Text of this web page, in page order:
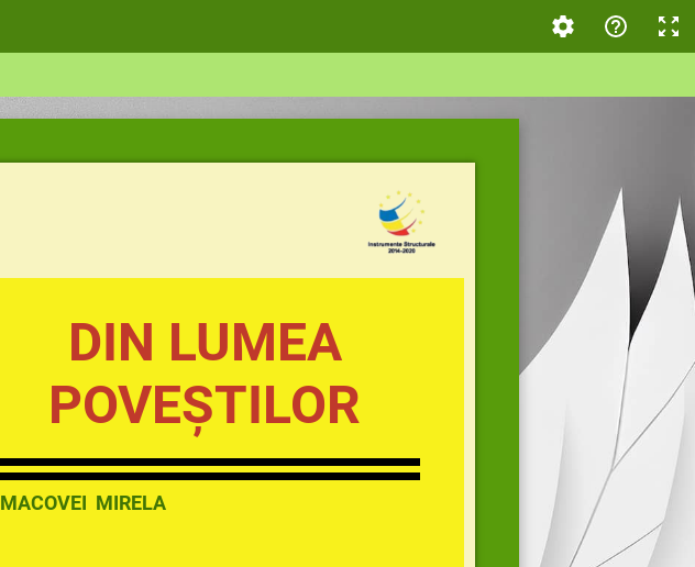
DIN LUMEA
POVEȘTILOR
MACOVEI MIRELA